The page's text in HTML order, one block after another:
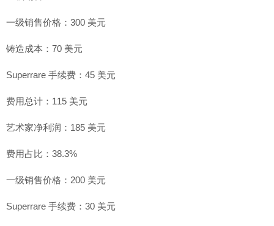
一级销售价格：300 美元
铸造成本：70 美元
Superrare 手续费：45 美元
费用总计：115 美元
艺术家净利润：185 美元
费用占比：38.3%
一级销售价格：200 美元
Superrare 手续费：30 美元